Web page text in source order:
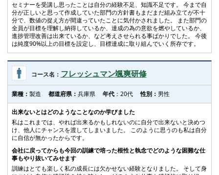
セミナーを受講し思ったことは自分の経験不足、知識不足です。 今まで自
分が正しいと思って作成していた部門の方針書もまだまだ組み立てが不十
分で、数値の捉え方が間違っていたことに気付かされました。 また部門の
全員が目標を理解し納得しているか、達成の為の意欲を燃やしているか、
進捗管理改善は出来ているか、など考えさせられる事ばかりでした。 今後
は純度90%以上の目標を設定し、目標達成に取り組んでいく所存です。
コース名： フレッシュマン颯爽研修
業種： 製造 都道府県： 兵庫県 年代：20代 性別： 男性
出来ないとはどのようなことなのか学びました
私はこれまでは、やれば出来るかもしれないのに自分で出来ないと決めつ
け、他人にチャンスを渡してしまいました。 このように思うのも私は自分
に自信が無かったからです。
会社に戻ってからも今回の訓練で培った根性と執念でどのような困難な仕
事もやり抜いてみせます
訓練はとても楽しく私の成長には欠かせない経験となりました。 そして身